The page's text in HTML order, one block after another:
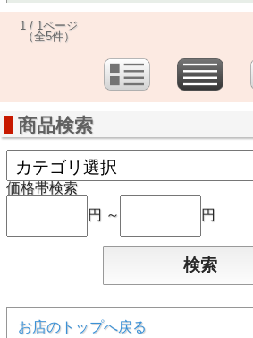
1 / 1ページ
（全5件）
商品検索
価格帯検索
円 ～
円
お店のトップへ戻る